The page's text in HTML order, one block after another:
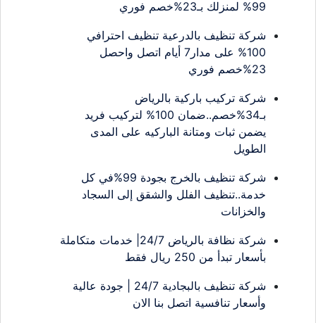
99% لمنزلك بـ23%خصم فوري
شركة تنظيف بالدرعية تنظيف احترافي
100% على مدار7 أيام اتصل واحصل
23%خصم فوري
شركة تركيب باركية بالرياض
بـ34%خصم..ضمان 100% لتركيب فريد
يضمن ثبات ومتانة الباركيه على المدى
الطويل
شركة تنظيف بالخرج بجودة 99%في كل
خدمة..تنظيف الفلل والشقق إلى السجاد
والخزانات
شركة نظافة بالرياض 24/7| خدمات متكاملة
بأسعار تبدأ من 250 ريال فقط
شركة تنظيف بالبجادية 24/7 | جودة عالية
وأسعار تنافسية اتصل بنا الان